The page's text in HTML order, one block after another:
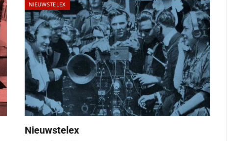
NIEUWSTELEX
Nieuwstelex